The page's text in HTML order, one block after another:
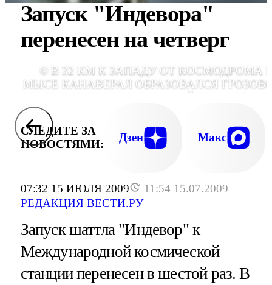
07:32 15 ИЮЛЯ 2009
11:54 15.07.2009
РЕДАКЦИЯ ВЕСТИ.РУ
Запуск "Индевора"
перенесен на четверг
© В 32 КМ К ЗАПАДУ ОТ КОСМОДРОМА
МЫСЕ КАНАВЕРАЛ ОБРАЗОВАЛСЯ
ФРОНТ, СОПРОВОЖДАЮЩИЙСЯ
СЛЕДИТЕ ЗА
НОВОСТЯМИ:
Дзен Макс
Запуск шаттла "Индевор" к
Международной космической
станции перенесен в шестой раз. В